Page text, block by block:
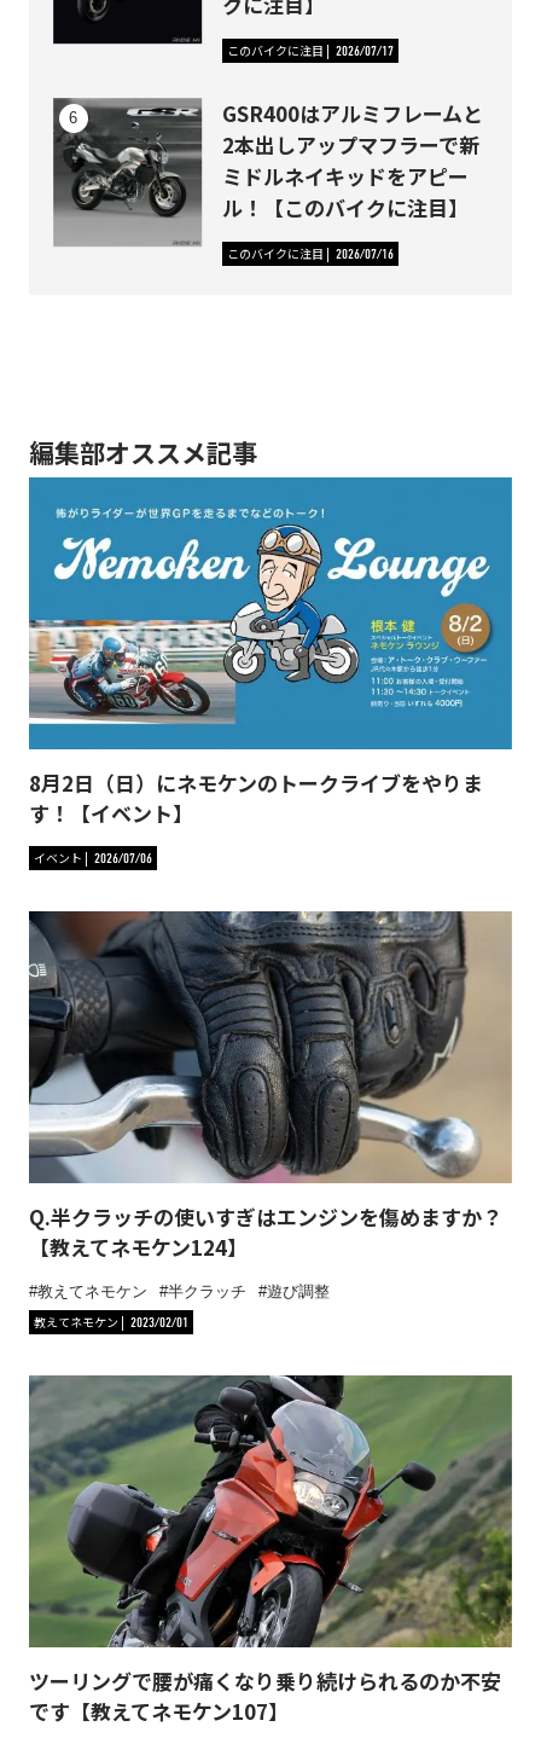
このバイクに注目 2026/07/17
GSR400はアルミフレームと
2本出しアップマフラーで新
ミドルネイキッドをアピー
ル！【このバイクに注目】
このバイクに注目 2026/07/16
編集部オススメ記事
8月2日（日）にネモケンのトークライブをやりま
す！【イベント】
イベント 2026/07/06
Q.半クラッチの使いすぎはエンジンを傷めますか？
【教えてネモケン124】
教えてネモケン 半クラッチ
遊び調整
教えてネモケン
2023/02/01
ツーリングで腰が痛くなり乗り続けられるのか不安
です【教えてネモケン107】